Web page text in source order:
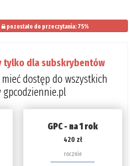
pozostało do przeczytania: 75%
tylko dla subskrybentów
dostęp do wszystkich
gpcodziennie.pl
GPC - na 1 rok
420 zł
rocznie